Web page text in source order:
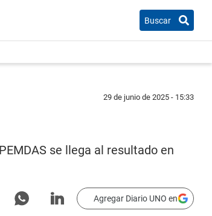
Buscar
29 de junio de 2025 - 15:33
se llega al resultado en
Agregar Diario UNO en